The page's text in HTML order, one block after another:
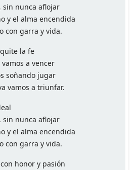
sin nunca aflojar
y el alma encendida
con garra y vida.
la fe
a vencer
soñando jugar
vamos a triunfar.
sin nunca aflojar
y el alma encendida
con garra y vida.
honor y pasión